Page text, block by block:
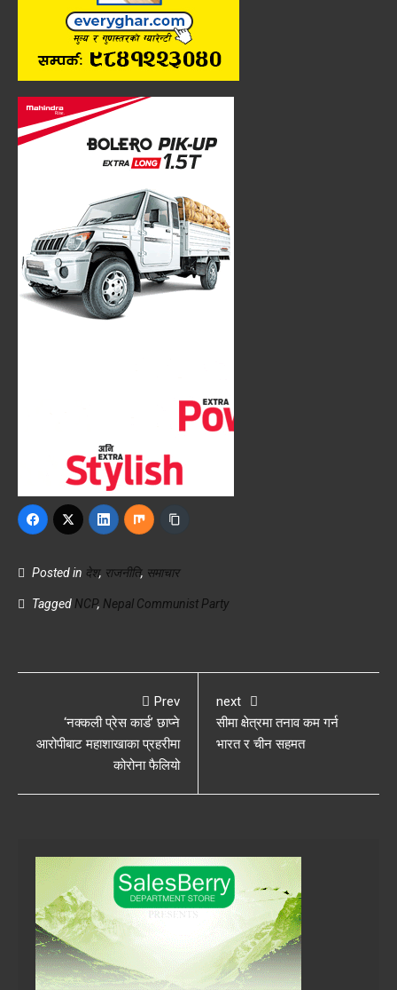
Posted in देश, राजनीति, समाचार
Tagged NCP, Nepal Communist Party
Prev
‘नक्कली प्रेस कार्ड’ छाप्ने
आरोपीबाट महाशाखाका प्रहरीमा
कोरोना फैलियो
next
सीमा क्षेत्रमा तनाव कम गर्न
भारत र चीन सहमत